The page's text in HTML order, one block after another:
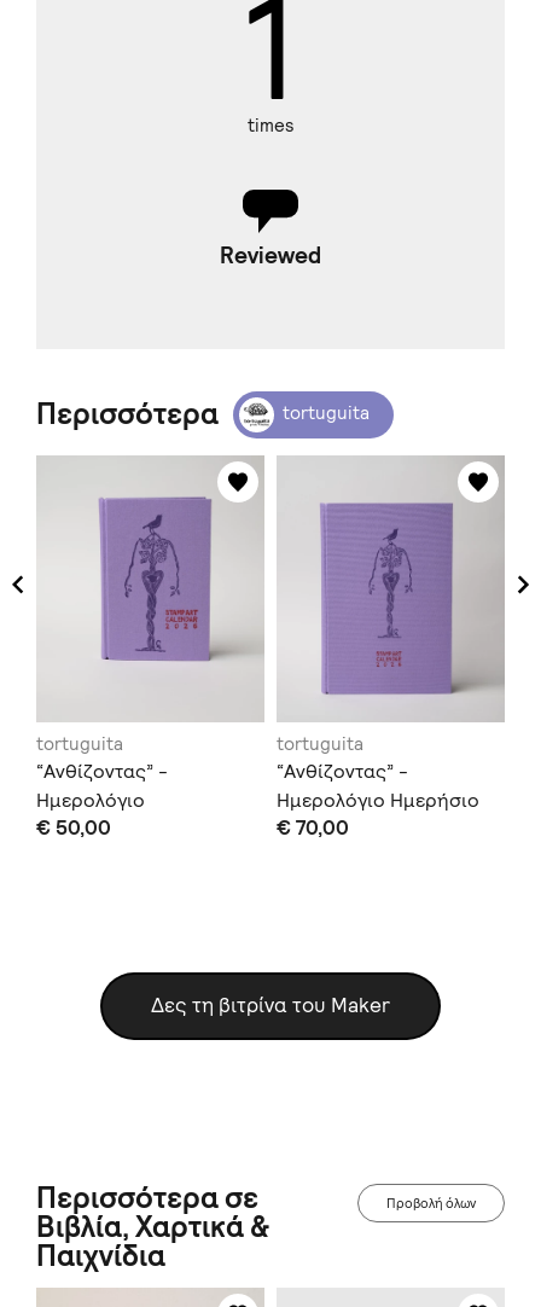
1
times
Reviewed
Περισσότερα tortuguita
tortuguita
“Ανθίζοντας” -
Ημερολόγιο
Εβδομαδιαίο
€ 50,00
tortuguita
“Ανθίζοντας” -
Ημερολόγιο Ημερήσιο
€ 70,00
Δες τη βιτρίνα του Maker
Περισσότερα σε
Βιβλία, Χαρτικά &
Παιχνίδια
Προβολή όλων